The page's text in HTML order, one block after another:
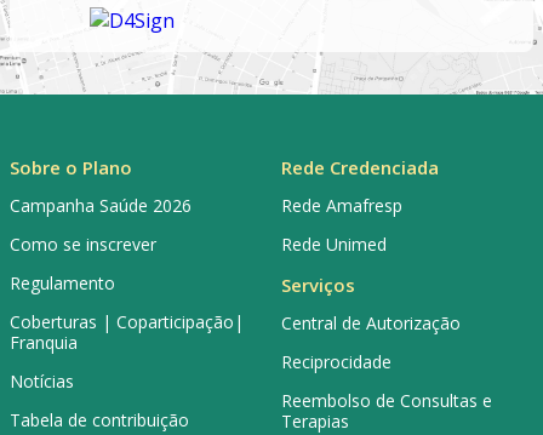
Sobre o Plano
Campanha Saúde 2026
Como se inscrever
Regulamento
Coberturas | Coparticipação|
Franquia
Notícias
Tabela de contribuição
Rede Credenciada
Rede Amafresp
Rede Unimed
Serviços
Central de Autorização
Reciprocidade
Reembolso de Consultas e
Terapias